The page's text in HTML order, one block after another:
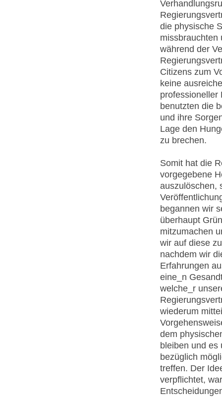
die physische
missbrauchten
während der
Citizens zum
keine
professioneller
benutzten die
und ihre
Lage den
zu brechen.
Somit hat die
vorgegebene
auszulöschen,
begannen wir
überhaupt
mitzumachen
wir auf diese
nachdem wir
Erfahrungen
eine_n
welche_r
wiederum
dem
bleiben und es
bezüglich
treffen. Der
verpflichtet,